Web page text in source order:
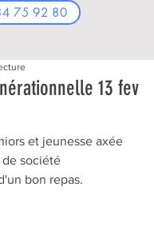
75 92 80
13 fev
et jeunesse axée
société
bon repas.